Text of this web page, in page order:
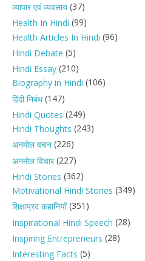
व्यापार एवं व्यवसाय (37)
Health In Hindi (99)
Health Articles In Hindi (96)
Hindi Debate (5)
Hindi Essay (210)
Biography in Hindi (106)
हिंदी निबंध(147)
Hindi Quotes (249)
Hindi Thoughts (243)
अनमोल वचन (226)
अनमोल विचार(227)
Hindi Stories (362)
Motivational Hindi Stories (349)
शिक्षाप्रद कहानियाँ(351)
Inspirational Hindi Speech (28)
Inspiring Entrepreneurs (28)
Interesting Facts (5)